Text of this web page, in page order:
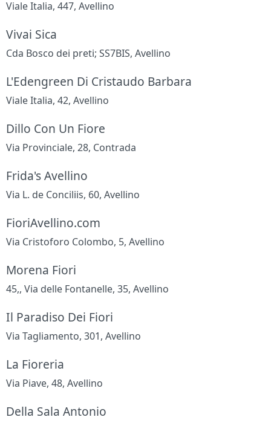
Viale Italia, 447, Avellino
Vivai Sica
Cda Bosco dei preti; SS7BIS, Avellino
L'Edengreen Di Cristaudo Barbara
Viale Italia, 42, Avellino
Dillo Con Un Fiore
Via Provinciale, 28, Contrada
Frida's Avellino
Via L. de Conciliis, 60, Avellino
FioriAvellino.com
Via Cristoforo Colombo, 5, Avellino
Morena Fiori
45,, Via delle Fontanelle, 35, Avellino
Il Paradiso Dei Fiori
Via Tagliamento, 301, Avellino
La Fioreria
Via Piave, 48, Avellino
Della Sala Antonio